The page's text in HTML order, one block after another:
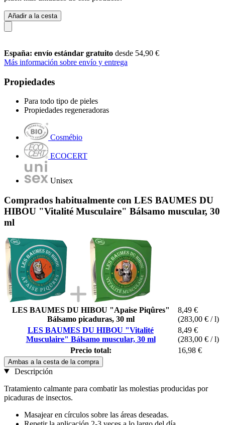
Añadir a la cesta
España: envío estándar gratuito desde 54,90 €
Más información sobre envío y entrega
Propiedades
Para todo tipo de pieles
Propiedades regeneradoras
Cosmébio
ECOCERT
Unisex
Comprados habitualmente con LES BAUMES DU
HIBOU "Vitalité Musculaire" Bálsamo muscular, 30
ml
LES BAUMES DU HIBOU "Apaise Piqûres"
Bálsamo picaduras, 30 ml
8,49 €
(283,00 € / l)
LES BAUMES DU HIBOU "Vitalité
Musculaire" Bálsamo muscular, 30 ml
8,49 €
(283,00 € / l)
Precio total:
16,98 €
Ambas a la cesta de la compra
Descripción
Tratamiento calmante para combatir las molestias producidas por
picaduras de insectos.
Masajear en círculos sobre las áreas deseadas.